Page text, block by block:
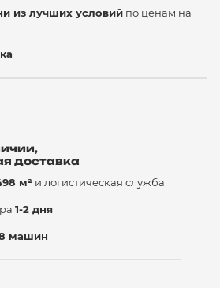
из лучших условий по ценам на
доставка
м² и логистическая служба
1-2 дня
машин